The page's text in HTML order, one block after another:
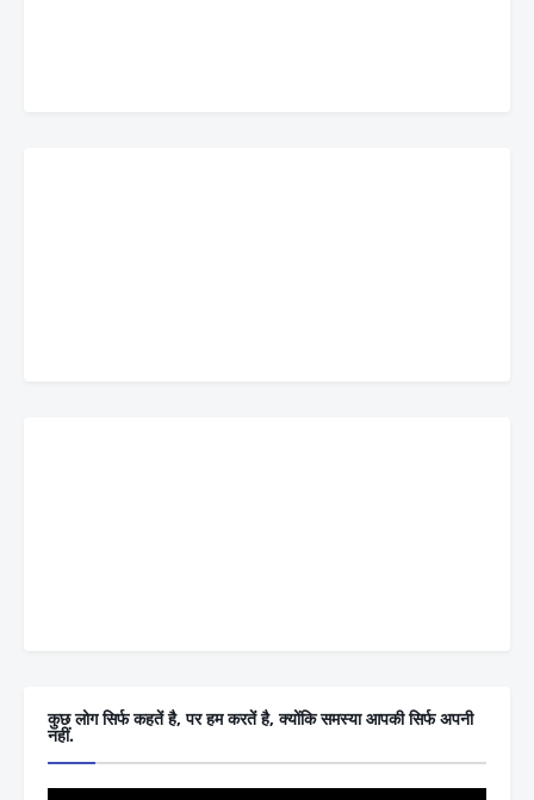
कुछ लोग सिर्फ कहतें है, पर हम करतें है, क्योंकि समस्या आपकी सिर्फ अपनी
नहीं.